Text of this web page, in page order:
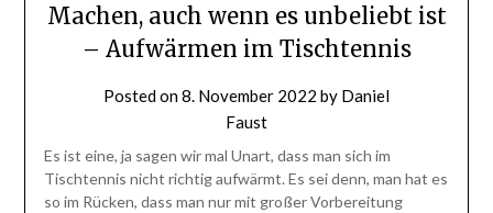
Machen, auch wenn es unbeliebt ist
– Aufwärmen im Tischtennis
Posted on8. November 2022 by Daniel
Faust
Es ist eine, ja sagen wir mal Unart, dass man sich im
Tischtennis nicht richtig aufwärmt. Es sei denn, man hat es
so im Rücken, dass man nur mit großer Vorbereitung